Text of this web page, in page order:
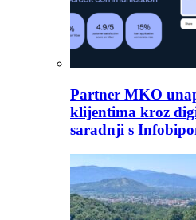
Partner MKO
klijentima kroz
saradnji s